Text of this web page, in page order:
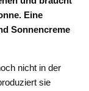
Eine
Sonnencreme
nicht in der
sie